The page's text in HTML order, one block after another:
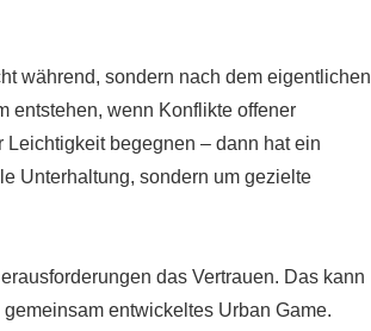
während, sondern nach dem eigentlichen
entstehen, wenn Konflikte offener
begegnen – dann hat ein
Unterhaltung, sondern um gezielte
das Vertrauen. Das kann
entwickeltes Urban Game.